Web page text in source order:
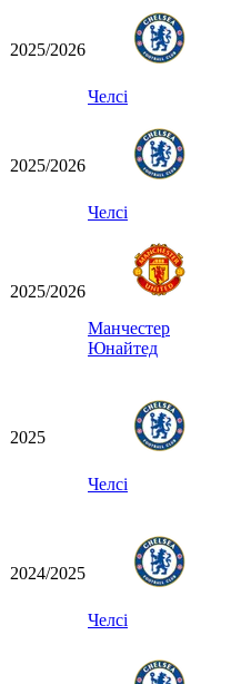
2025/2026
Челсі
2025/2026
Челсі
2025/2026
Манчестер
Юнайтед
2025
Челсі
2024/2025
Челсі